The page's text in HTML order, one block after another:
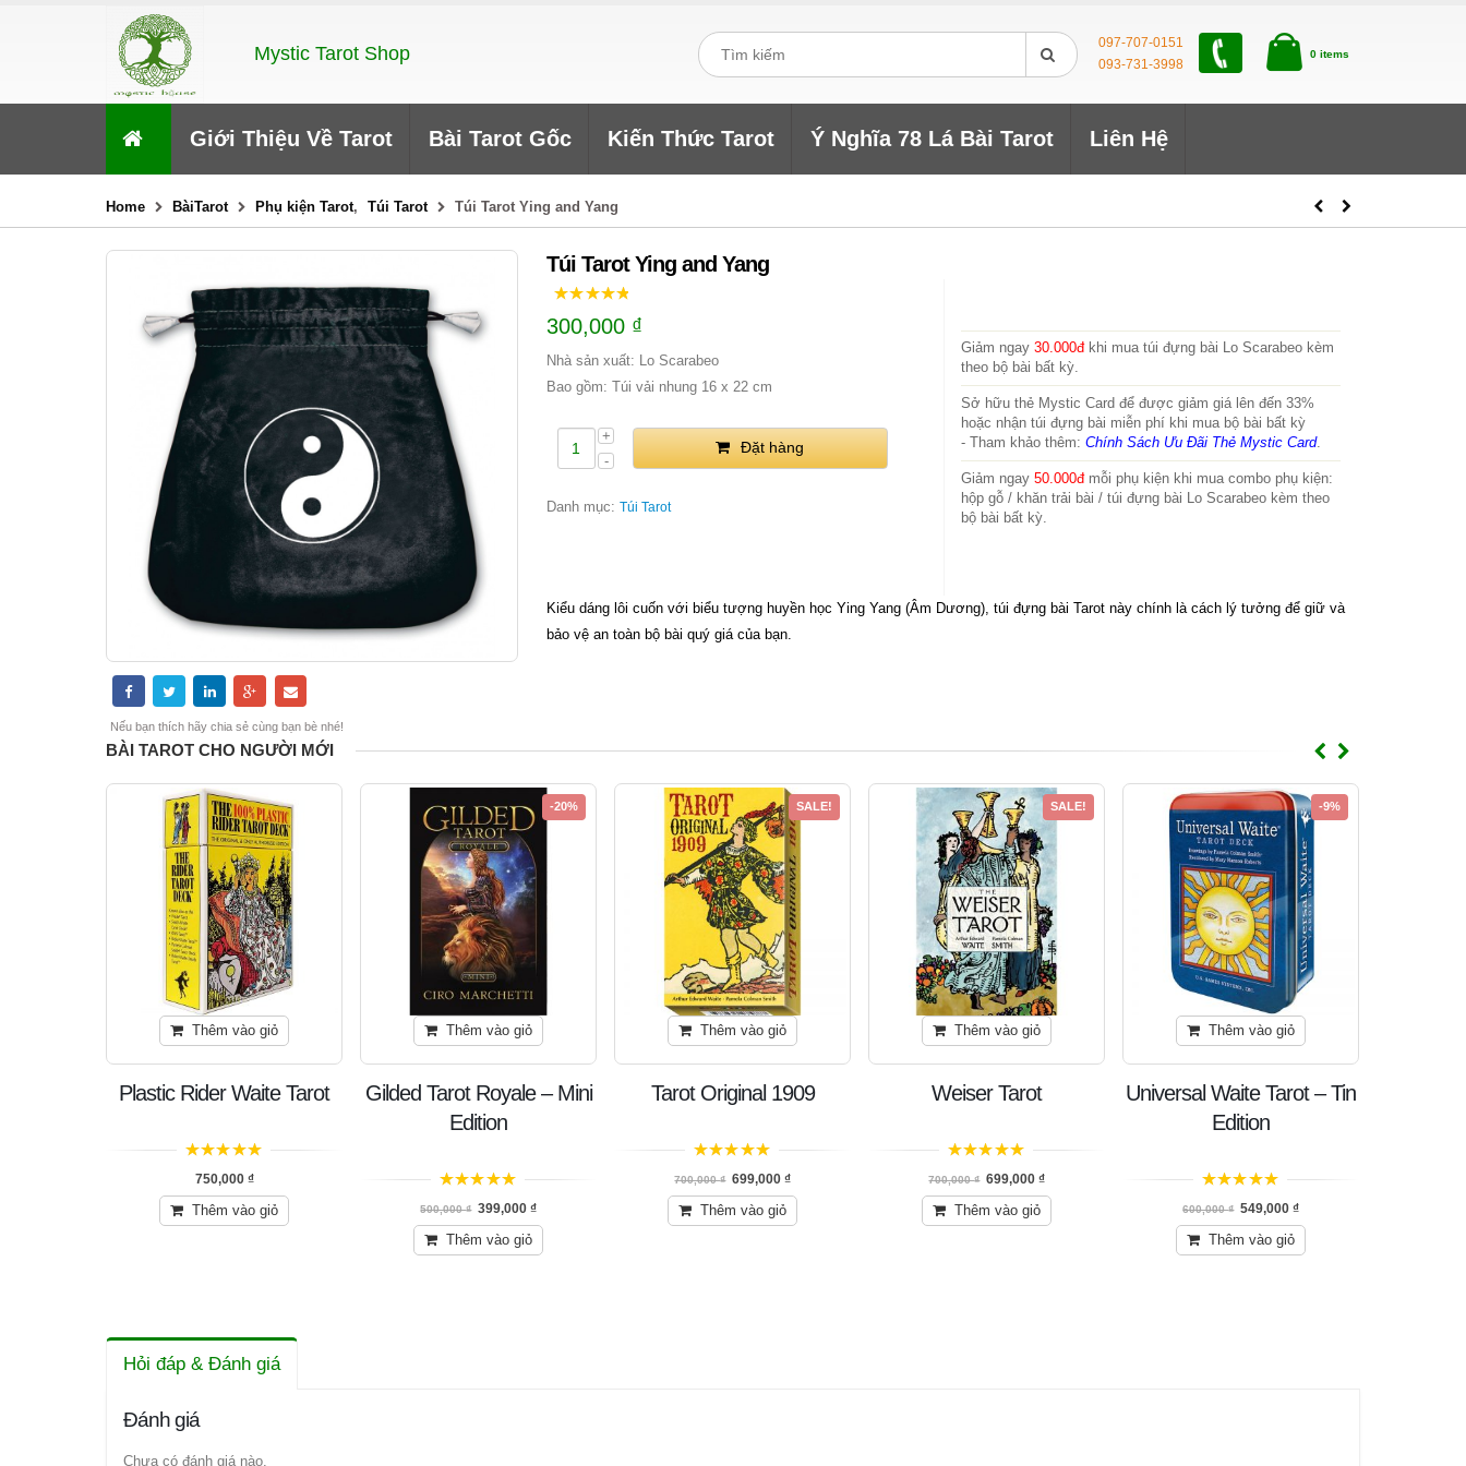
Mystic Tarot Shop
097-707-0151
093-731-3998
0 items
Giới Thiệu Về Tarot Bài Tarot Gốc Kiến Thức Tarot Ý Nghĩa 78 Lá Bài Tarot Liên Hệ
Home BàiTarot Phụ kiện Tarot, Túi Tarot Túi Tarot Ying and Yang
Nếu bạn thích hãy chia sẻ cùng bạn bè nhé!
Túi Tarot Ying and Yang
300,000 ₫
Nhà sản xuất: Lo Scarabeo
Bao gồm: Túi vải nhung 16 x 22 cm
Đặt hàng
Danh mục: Túi Tarot
Giảm ngay30.000đkhi mua túi đựng bài Lo Scarabeo kèm
theo bộ bài bất kỳ.
Sở hữu thẻ Mystic Card để được giảm giá lên đến 33%
hoặc nhận túi đựng bài miễn phí khi mua bộ bài bất kỳ
- Tham khảo thêm:Chính Sách Ưu Đãi Thẻ Mystic Card.
Giảm ngay50.000đmỗi phụ kiện khi mua combo phụ kiện:
hộp gỗ / khăn trải bài / túi đựng bài Lo Scarabeo kèm theo
bộ bài bất kỳ.
Kiểu dáng lôi cuốn với biểu tượng huyền học Ying Yang (Âm Dương), túi đựng bài Tarot này chính là cách lý tưởng để giữ và
bảo vệ an toàn bộ bài quý giá của bạn.
BÀI TAROT CHO NGƯỜI MỚI
Thêm vào giỏ
Plastic Rider Waite Tarot
trên 5
750,000 ₫
Thêm vào giỏ
-20%
Thêm vào giỏ
Gilded Tarot Royale – Mini
Edition
trên 5
500,000₫ 399,000 ₫
Thêm vào giỏ
SALE!
Thêm vào giỏ
Tarot Original 1909
trên 5
700,000₫ 699,000 ₫
Thêm vào giỏ
SALE!
Thêm vào giỏ
Weiser Tarot
trên 5
700,000₫ 699,000 ₫
Thêm vào giỏ
-9%
Thêm vào giỏ
Universal Waite Tarot – Tin
Edition
trên 5
600,000₫ 549,000 ₫
Thêm vào giỏ
Hỏi đáp & Đánh giá
Đánh giá
Chưa có đánh giá nào.